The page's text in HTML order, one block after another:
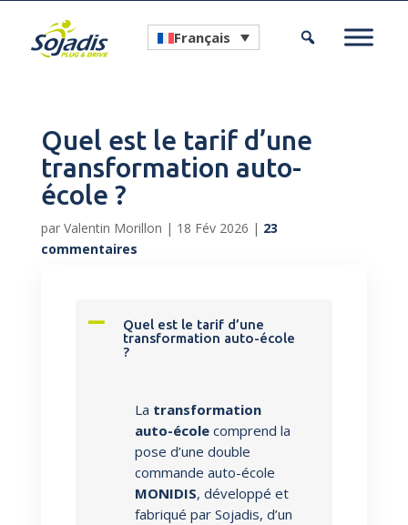
Français
Quel est le tarif d’une
transformation auto-
école ?
par Valentin Morillon | 18 Fév 2026 | 23
commentaires
A
Quel est le tarif d’une
transformation auto-école
?
La transformation
auto-écolecomprend la
pose d’une double
commande auto-école
MONIDIS, développé et
fabriqué par Sojadis, d’un